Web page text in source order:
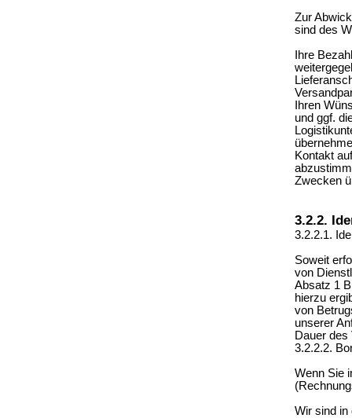
Zur
sind des
Ihre
Ihren
und ggf.
Kontakt
Zwecken
3.2.2.
3.2.2.1.
Soweit
von
Absatz 1
hierzu
von
unserer
Dauer
3.2.2.2.
Wenn Sie
Wir sind in